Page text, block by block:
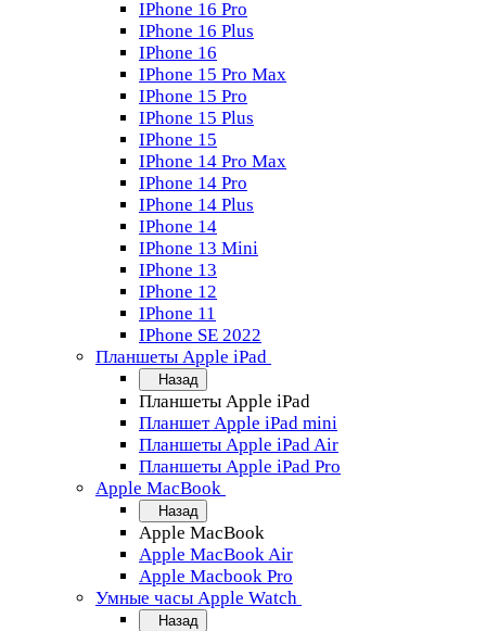
IPhone 16 Pro
IPhone 16 Plus
IPhone 16
IPhone 15 Pro Max
IPhone 15 Pro
IPhone 15 Plus
IPhone 15
IPhone 14 Pro Max
IPhone 14 Pro
IPhone 14 Plus
IPhone 14
IPhone 13 Mini
IPhone 13
IPhone 12
IPhone 11
IPhone SE 2022
Планшеты Apple iPad
Назад
Планшеты Apple iPad
Планшет Apple iPad mini
Планшеты Apple iPad Air
Планшеты Apple iPad Pro
Apple MacBook
Назад
Apple MacBook
Apple MacBook Air
Apple Macbook Pro
Умные часы Apple Watch
Назад